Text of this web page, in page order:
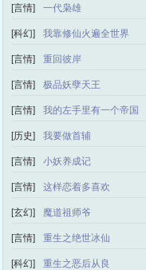
[言情] 一代枭雄
[科幻] 我靠修仙火遍全世界
[言情] 重回彼岸
[言情] 极品妖孽天王
[言情] 我的左手里有一个帝国
[历史] 我要做首辅
[言情] 小妖养成记
[言情] 这样恋着多喜欢
[玄幻] 魔道祖师爷
[言情] 重生之绝世冰仙
[科幻] 重生之恶后从良